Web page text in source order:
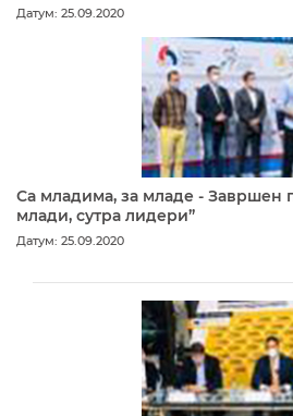
Датум: 25.09.2020
Са младима, за младе - Завршен
млади, сутра лидери”
Датум: 25.09.2020